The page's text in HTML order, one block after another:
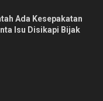
Ada Kesepakatan
Isu Disikapi Bijak